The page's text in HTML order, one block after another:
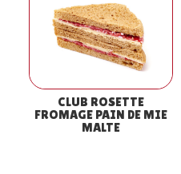
CLUB ROSETTE
FROMAGE PAIN DE MIE
MALTE